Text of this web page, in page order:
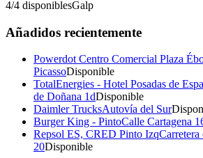
4/4 disponiblesGalp
Añadidos recientemente
Powerdot Centro Comercial Plaza
PicassoDisponible
TotalEnergies - Hotel Posadas de
de Doñana 1dDisponible
Daimler TrucksAutovía del Sur
Burger King - PintoCalle Cartagena
Repsol ES, CRED Pinto Izq
20Disponible